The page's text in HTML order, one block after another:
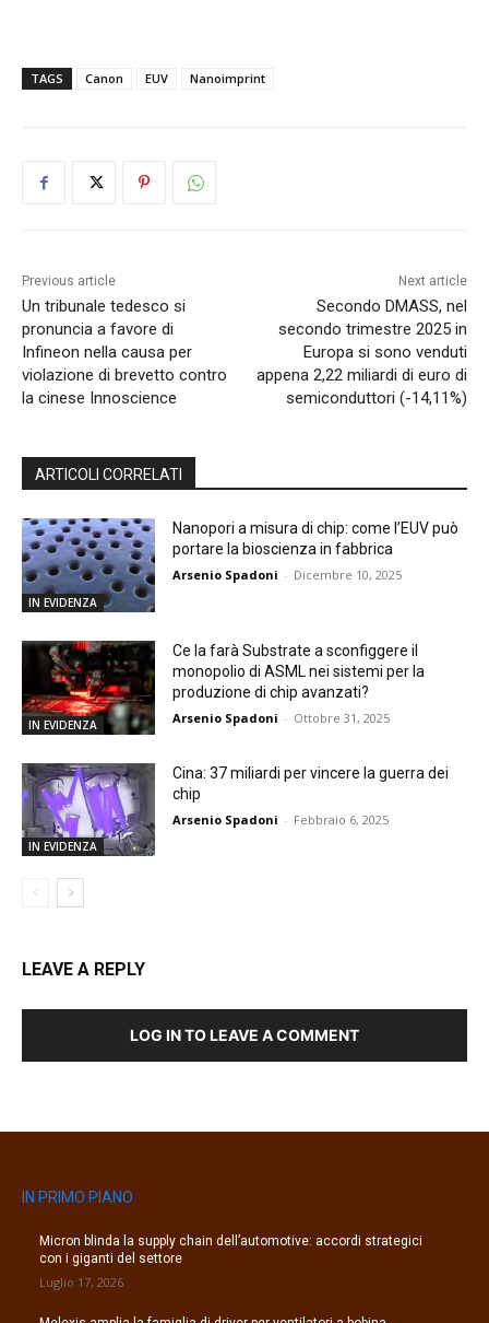
TAGS Canon EUV Nanoimprint
Previous article
Un tribunale tedesco si
pronuncia a favore di
Infineon nella causa per
violazione di brevetto contro
la cinese Innoscience
Next article
Secondo DMASS, nel
secondo trimestre 2025 in
Europa si sono venduti
appena 2,22 miliardi di euro di
semiconduttori (-14,11%)
ARTICOLI CORRELATI
IN EVIDENZA
Nanopori a misura di chip: come l’EUV può
portare la bioscienza in fabbrica
Arsenio Spadoni - Dicembre 10, 2025
IN EVIDENZA
Ce la farà Substrate a sconfiggere il
monopolio di ASML nei sistemi per la
produzione di chip avanzati?
Arsenio Spadoni - Ottobre 31, 2025
IN EVIDENZA
Cina: 37 miliardi per vincere la guerra dei
chip
Arsenio Spadoni - Febbraio 6, 2025
LEAVE A REPLY
LOG IN TO LEAVE A COMMENT
IN PRIMO PIANO
Micron blinda la supply chain dell’automotive: accordi strategici
con i giganti del settore
Luglio 17, 2026